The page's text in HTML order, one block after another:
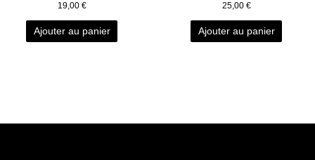
19,00 €
Ajouter au panier
25,00 €
Ajouter au panier